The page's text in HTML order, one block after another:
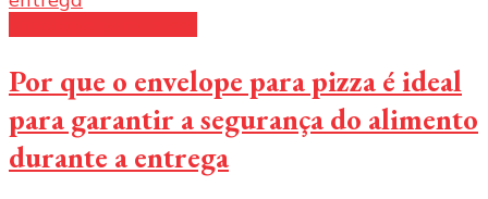
Por que o envelope para pizza é ideal
para garantir a segurança do alimento
durante a entrega